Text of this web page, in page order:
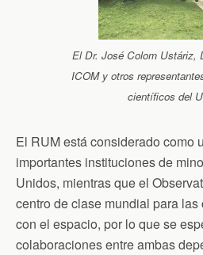
El Dr. José Colom Ustáriz,
ICOM y otros
científicos del
El RUM está considerado como
importantes instituciones de
Unidos, mientras que el
centro de clase mundial para
con el espacio, por lo que se
colaboraciones entre ambas